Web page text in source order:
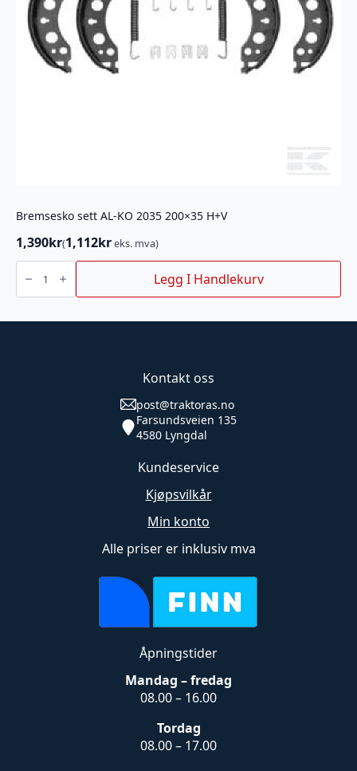
Bremsesko sett AL-KO 2035 200×35 H+V
1,390kr(1,112kreks. mva)
Bremsesko
AL-
KO
H+V
Legg I Handlekurv
Kontakt oss
post@traktoras.no
Farsundsveien 135
4580 Lyngdal
Kundeservice
Kjøpsvilkår
Min konto
Alle priser er inklusiv mva
Åpningstider
Mandag – fredag
08.00 – 16.00
Tordag
08.00 – 17.00